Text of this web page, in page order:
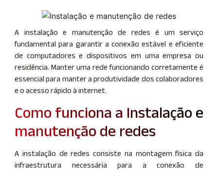
A instalação e manutenção de redes é um serviço
fundamental para garantir a conexão estável e eficiente
de computadores e dispositivos em uma empresa ou
residência. Manter uma rede funcionando corretamente é
essencial para manter a produtividade dos colaboradores
e o acesso rápido à internet.
Como funciona a Instalação e
manutenção de redes
A instalação de redes consiste na montagem física da
infraestrutura necessária para a conexão de